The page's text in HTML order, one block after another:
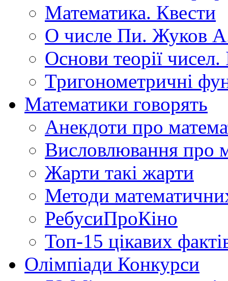
Математика. Квести
О числе Пи. Жуков
Основи теорії
Тригонометричні
Математики говорять
Анекдоти про
Висловлювання про
Жарти такі жарти
Методи
РебусиПроКіно
Топ-15 цікавих
Олімпіади Конкурси